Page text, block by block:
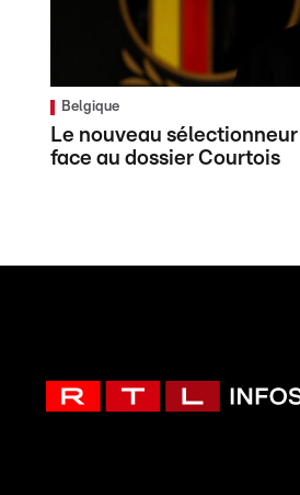
Belgique
Le nouveau
face au dossier Courtois